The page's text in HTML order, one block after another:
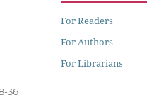
36
For Readers
For Authors
For Librarians